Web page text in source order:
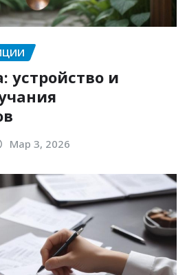
устройство и
Мар 3, 2026